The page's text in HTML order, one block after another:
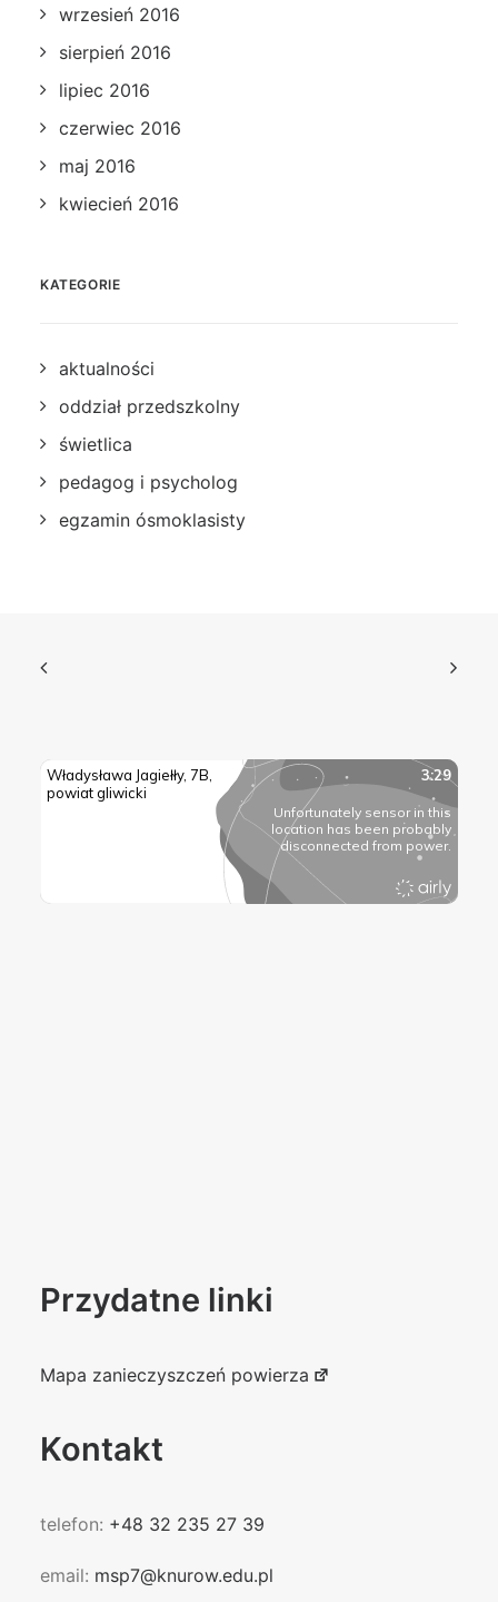
wrzesień 2016
sierpień 2016
lipiec 2016
czerwiec 2016
maj 2016
kwiecień 2016
KATEGORIE
aktualności
oddział przedszkolny
świetlica
pedagog i psycholog
egzamin ósmoklasisty
Przydatne linki
Mapa zanieczyszczeń powierza
Kontakt
telefon: +48 32 235 27 39
email: msp7@knurow.edu.pl